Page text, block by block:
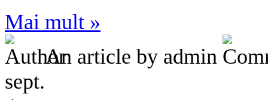
Mai mult »
An article by admin
sept.